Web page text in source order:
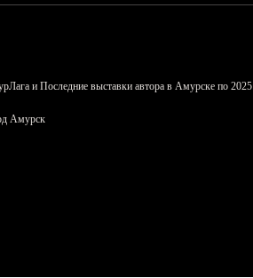
и Последние выставки автора в Амурске по 2025
Амурск